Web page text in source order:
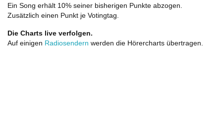
Ein Song erhält 10% seiner bisherigen Punkte abzogen.
Zusätzlich einen Punkt je Votingtag.
Die Charts live verfolgen.
Auf einigen Radiosendern werden die Hörercharts übertragen.